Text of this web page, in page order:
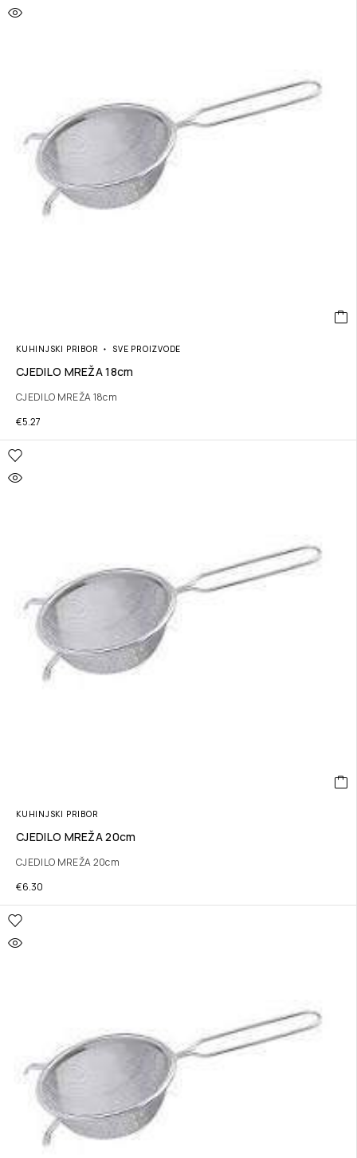
KUHINJSKI PRIBOR SVE PROIZVODE
CJEDILO MREŽA 18cm
CJEDILO MREŽA 18cm
€5.27
KUHINJSKI PRIBOR
CJEDILO MREŽA 20cm
CJEDILO MREŽA 20cm
€6.30